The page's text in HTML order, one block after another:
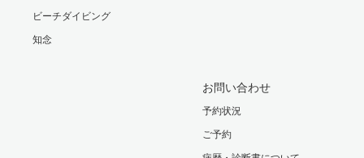
ビーチダイビング
知念
お問い合わせ
予約状況
ご予約